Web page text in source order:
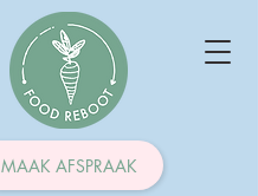
MAAK AFSPRAAK